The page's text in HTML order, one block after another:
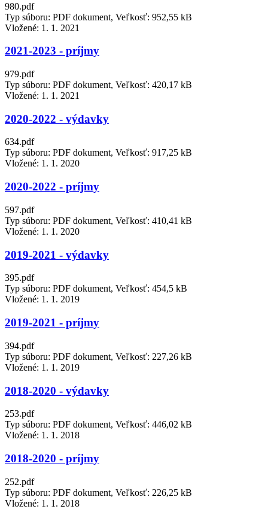
980.pdf
Typ súboru: PDF dokument, Veľkosť: 952,55 kB
Vložené: 1. 1. 2021
2021-2023 - príjmy
979.pdf
Typ súboru: PDF dokument, Veľkosť: 420,17 kB
Vložené: 1. 1. 2021
2020-2022 - výdavky
634.pdf
Typ súboru: PDF dokument, Veľkosť: 917,25 kB
Vložené: 1. 1. 2020
2020-2022 - príjmy
597.pdf
Typ súboru: PDF dokument, Veľkosť: 410,41 kB
Vložené: 1. 1. 2020
2019-2021 - výdavky
395.pdf
Typ súboru: PDF dokument, Veľkosť: 454,5 kB
Vložené: 1. 1. 2019
2019-2021 - príjmy
394.pdf
Typ súboru: PDF dokument, Veľkosť: 227,26 kB
Vložené: 1. 1. 2019
2018-2020 - výdavky
253.pdf
Typ súboru: PDF dokument, Veľkosť: 446,02 kB
Vložené: 1. 1. 2018
2018-2020 - príjmy
252.pdf
Typ súboru: PDF dokument, Veľkosť: 226,25 kB
Vložené: 1. 1. 2018